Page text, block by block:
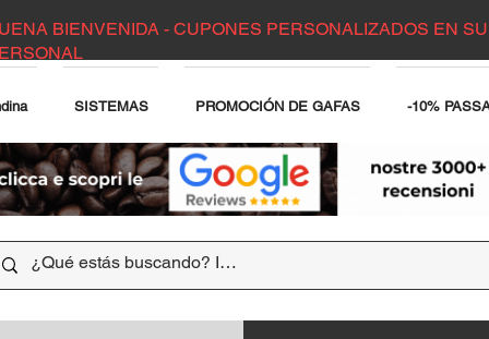
BIENVENIDA - CUPONES PERSONALIZADOS EN
SISTEMAS PROMOCIÓN DE GAFAS -10%